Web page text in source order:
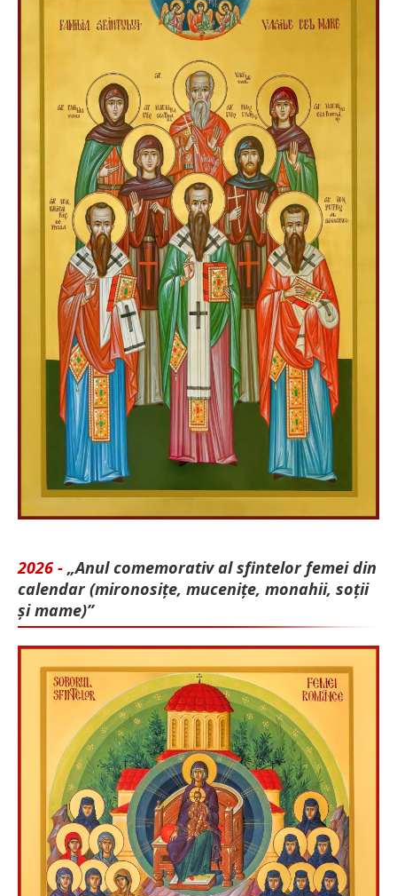
2026 - „Anul comemorativ al sfintelor femei din
calendar (mironosițe, mu­cenițe, monahii, soții
și mame)”